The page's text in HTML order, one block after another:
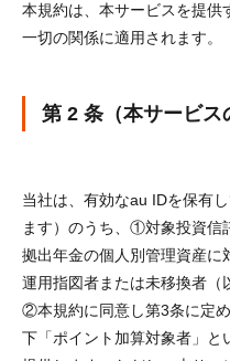
本規約は、本サービスを提供
一切の関係に適用されます。
第 2 条（本サービス
当社は、有効なau IDを保有
ます）のうち、①対象投資信
拠出年金の個人別管理資産に
運用指図者または未移換者（
②本規約に同意し第3条に定
下「ポイント加算対象者」と